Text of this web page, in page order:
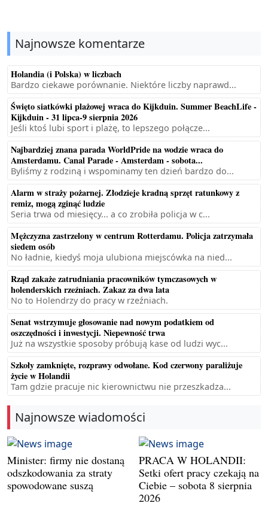
Najnowsze komentarze
Holandia (i Polska) w liczbach
Bardzo ciekawe porównanie. Niektóre liczby naprawd...
Święto siatkówki plażowej wraca do Kijkduin. Summer BeachLife -
Kijkduin - 31 lipca-9 sierpnia 2026
Jeśli ktoś lubi sport i plażę, to lepszego połącze...
Najbardziej znana parada WorldPride na wodzie wraca do
Amsterdamu. Canal Parade - Amsterdam - sobota...
Byliśmy z rodziną i wspominamy ten dzień bardzo do...
Alarm w straży pożarnej. Złodzieje kradną sprzęt ratunkowy z
remiz, mogą zginąć ludzie
Seria trwa od miesięcy... a co zrobiła policja w c...
Mężczyzna zastrzelony w centrum Rotterdamu. Policja zatrzymała
siedem osób
No ładnie, kiedyś moja ulubiona miejscówka na nied...
Rząd zakaże zatrudniania pracowników tymczasowych w
holenderskich rzeźniach. Zakaz za dwa lata
No to Holendrzy do pracy w rzeźniach.
Senat wstrzymuje głosowanie nad nowym podatkiem od
oszczędności i inwestycji. Niepewność trwa
Już na wszystkie sposoby próbują kase od ludzi wyc...
Szkoły zamknięte, rozprawy odwołane. Kod czerwony paraliżuje
życie w Holandii
Tam gdzie pracuje nic kierownictwu nie przeszkadza...
Najnowsze wiadomości
Minister: firmy nie dostaną
odszkodowania za straty
spowodowane suszą
PRACA W HOLANDII:
Setki ofert pracy czekają na
Ciebie – sobota 8 sierpnia
2026